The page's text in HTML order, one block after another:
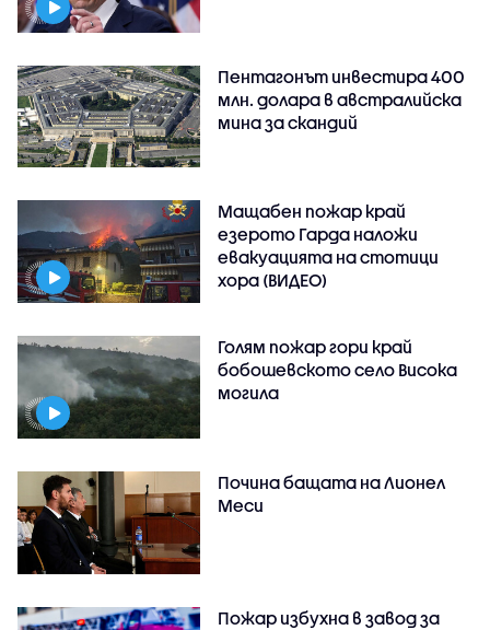
Пентагонът инвестира 400
млн. долара в австралийска
мина за скандий
Мащабен пожар край
езерото Гарда наложи
евакуацията на стотици
хора (ВИДЕО)
Голям пожар гори край
бобошевското село Висока
могила
Почина бащата на Лионел
Меси
Пожар избухна в завод за